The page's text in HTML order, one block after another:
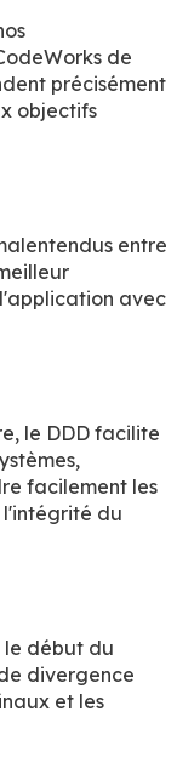
de
précisément
objectifs
entre
avec
le DDD facilite
facilement les
l'intégrité du
le début du
divergence
et les